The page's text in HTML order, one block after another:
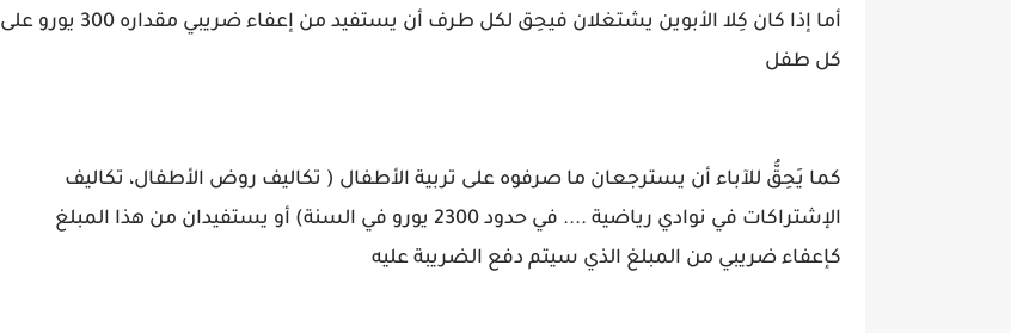
أما إذا كان كِلا الأبوين يشتغلان فيحِق لكل طرف أن يستفيد من إعفاء ضريبي مقداره 300 يورو على
كل طفل
كما يَحِقُّ للآباء أن يسترجعان ما صرفوه على تربية الأطفال ( تكاليف روض الأطفال، تكاليف
الإشتراكات في نوادي رياضية .... في حدود 2300 يورو في السنة) أو يستفيدان من هذا المبلغ
كإعفاء ضريبي من المبلغ الذي سيتم دفع الضريبة عليه